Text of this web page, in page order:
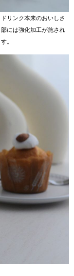
リンク本来のおいしさ
には強化加工が施され
。